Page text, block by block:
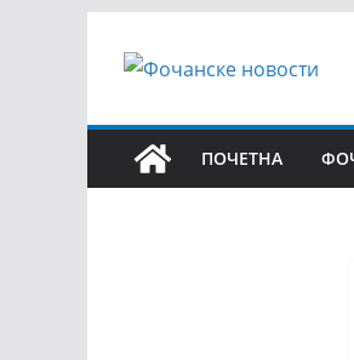
ПОЧЕТНА